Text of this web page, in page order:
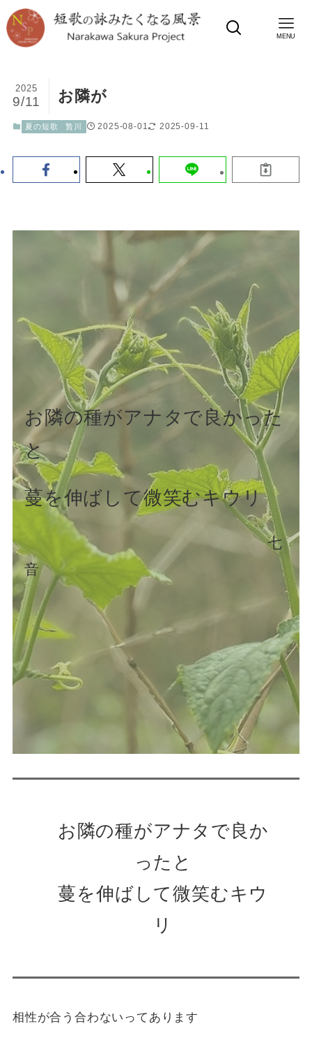
MENU
お隣が
2025
9/11
夏の短歌 贄川 2025-08-01 2025-09-11
お隣の種がアナタで良かった
と
蔓を伸ばして微笑むキウリ
七
音
お隣の種がアナタで良か
ったと
蔓を伸ばして微笑むキウ
リ
相性が合う合わないってあります